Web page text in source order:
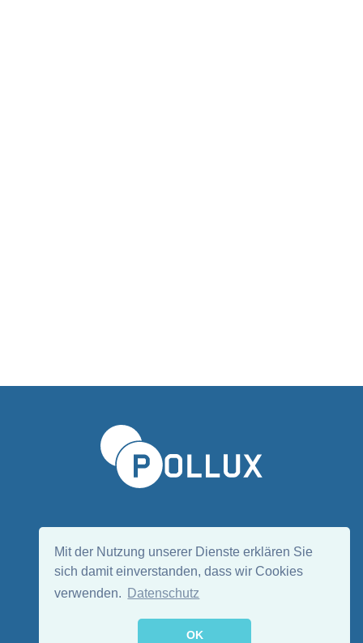
Mit der Nutzung unserer Dienste erklären Sie
sich damit einverstanden, dass wir Cookies
verwenden.
Datenschutz
OK
EN